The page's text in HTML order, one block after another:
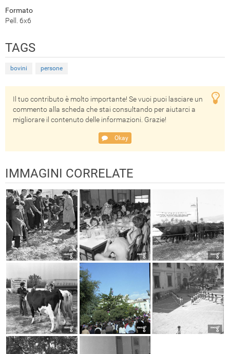
Formato
Pell. 6x6
TAGS
bovini persone
Il tuo contributo è molto importante! Se vuoi puoi lasciare un
commento alla scheda che stai consultando per aiutarci a
migliorare il contenuto delle informazioni. Grazie!
Okay
IMMAGINI CORRELATE